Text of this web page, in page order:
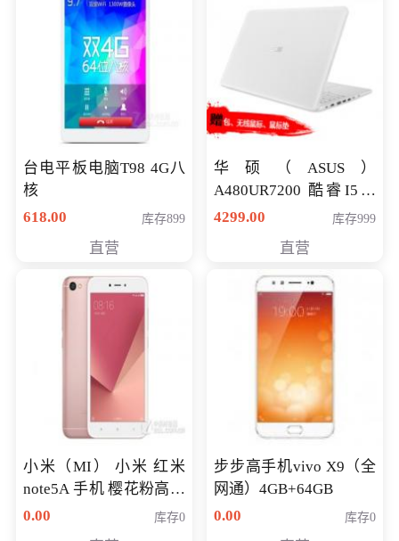
台电平板电脑T98 4G八
核
618.00
库存899
直营
华硕（ASUS）
A480UR7200 酷睿I5超
薄学生办公游戏独显笔
NV930-2G独
4299.00 库存999
直营
小米（MI） 小米 红米
note5A 手机 樱花粉高配
版 全网通(3G+32G)
0.00 库存0
步步高手机vivo X9（全
网通）4GB+64GB
0.00
库存0